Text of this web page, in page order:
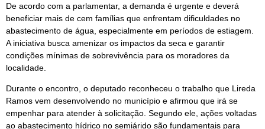
De acordo com a parlamentar, a demanda é urgente e deverá
beneficiar mais de cem famílias que enfrentam dificuldades no
abastecimento de água, especialmente em períodos de estiagem.
A iniciativa busca amenizar os impactos da seca e garantir
condições mínimas de sobrevivência para os moradores da
localidade.
Durante o encontro, o deputado reconheceu o trabalho que Lireda
Ramos vem desenvolvendo no município e afirmou que irá se
empenhar para atender à solicitação. Segundo ele, ações voltadas
ao abastecimento hídrico no semiárido são fundamentais para